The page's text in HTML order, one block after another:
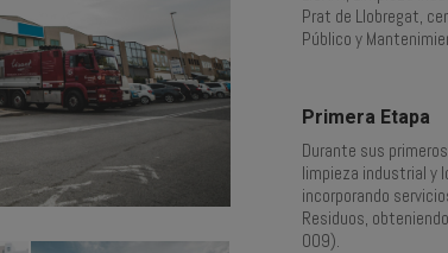
Prat de Llobregat,
Público y
Primera Etapa
Durante sus
limpieza industrial y
incorporando
Residuos,
009).